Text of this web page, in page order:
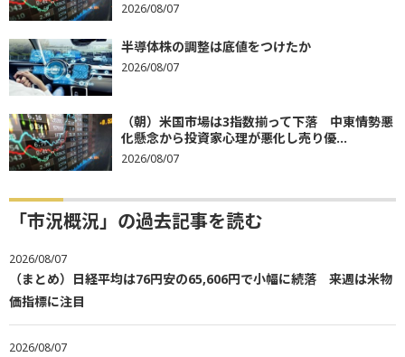
2026/08/07
半導体株の調整は底値をつけたか
2026/08/07
（朝）米国市場は3指数揃って下落 中東情勢悪
化懸念から投資家心理が悪化し売り優...
2026/08/07
「市況概況」の過去記事を読む
2026/08/07
（まとめ）日経平均は76円安の65,606円で小幅に続落 来週は米物
価指標に注目
2026/08/07